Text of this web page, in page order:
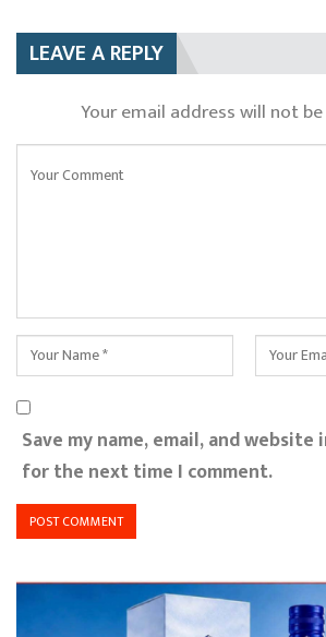
LEAVE A REPLY
Your email address will not
Save my name, email, and
for the next time I comment.